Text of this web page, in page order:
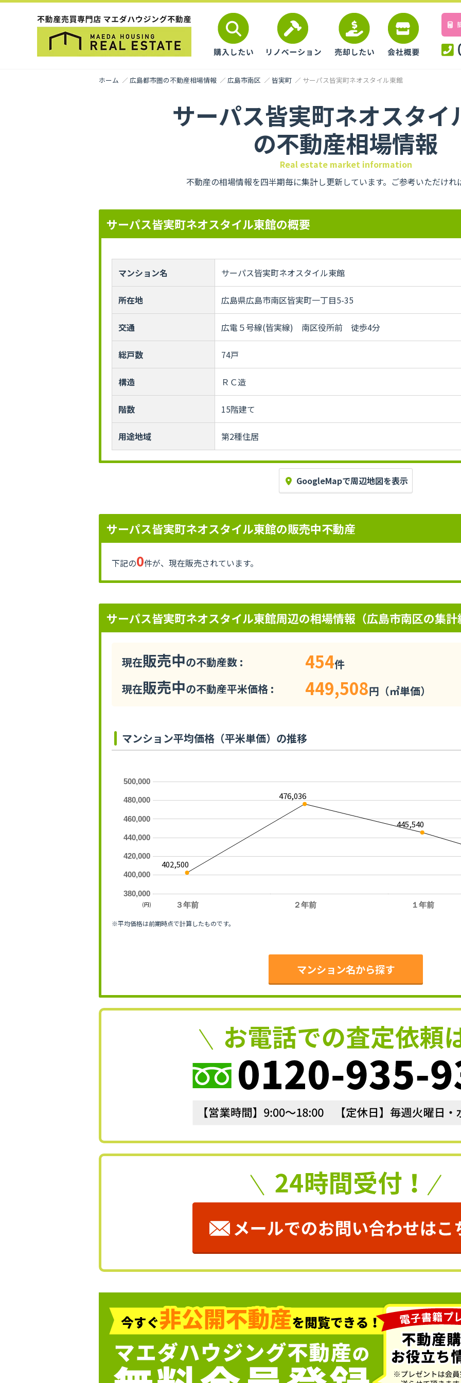
ホーム 広島都市圏の不動産相場情報 広島市南区 皆実町 サーパス皆実町ネオスタイル東館
サーパス皆実町ネオスタイ
の不動産相場情報
Real estate market information
不動産の相場情報を四半期毎に集計し更新しています。ご参考いただけれ
サーパス皆実町ネオスタイル東館の概要
マンション名 サーパス皆実町ネオスタイル東館
所在地 広島県広島市南区皆実町一丁目5-35
交通 広電５号線(皆実線) 南区役所前 徒歩4分
総戸数 74戸
構造 ＲＣ造
階数 15階建て
用途地域 第2種住居
GoogleMapで周辺地図を表示
サーパス皆実町ネオスタイル東館の販売中不動産
下記の0件が、現在販売されています。
サーパス皆実町ネオスタイル東館周辺の相場情報（広島市南区の集計
現在販売中の不動産数 : 454件
現在販売中の不動産平米価格 : 449,508円（㎡単価）
マンション平均価格（平米単価）の推移
３年前 ２年前 １年前
380,000
400,000
420,000
440,000
460,000
480,000
500,000
402,500
476,036
445,540
(円)
※平均価格は前期時点で計算したものです。
マンション名から探す